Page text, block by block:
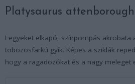
Platysaurus
Legyeket elkapó, színpompás akrobata
tobozosfarkú gyík. Képes a sziklák
hogy a ragadozókat és a nagy meleget